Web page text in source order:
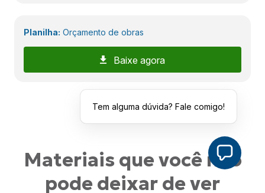
Planilha: Orçamento de obras
Baixe agora
Materiais que você não
pode deixar de ver
Tem alguma dúvida? Fale comigo!